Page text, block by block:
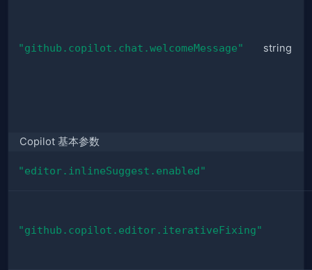
"github.copilot.chat.welcomeMessage" string
Copilot 基本参数
"editor.inlineSuggest.enabled"
"github.copilot.editor.iterativeFixing"